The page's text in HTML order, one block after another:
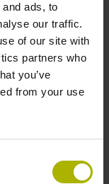
ads, to
our traffic.
of our site with
partners who
you’ve
from your use
GDPR.
používáme pro
že po
kterou jste
potvrzení, že si
IP adresy,
a v případě